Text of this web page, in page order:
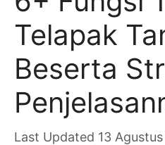
Telapak
Beserta
13